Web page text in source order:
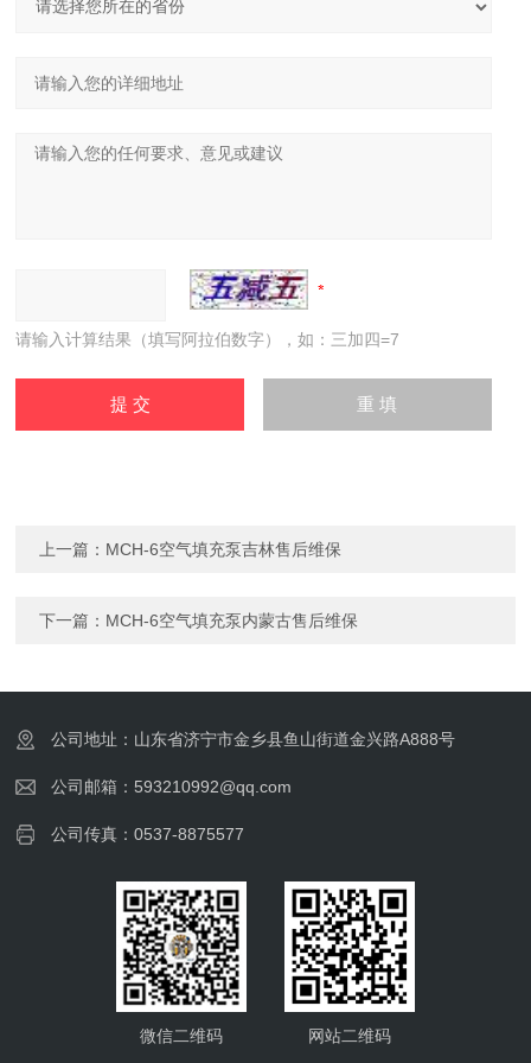
请输入计算结果（填写阿拉伯数字），如：三加四=7
上一篇： MCH-6空气填充泵吉林售后维保
下一篇： MCH-6空气填充泵内蒙古售后维保
公司地址：山东省济宁市金乡县鱼山街道金兴路A888号
公司邮箱：593210992@qq.com
公司传真：0537-8875577
微信二维码 网站二维码